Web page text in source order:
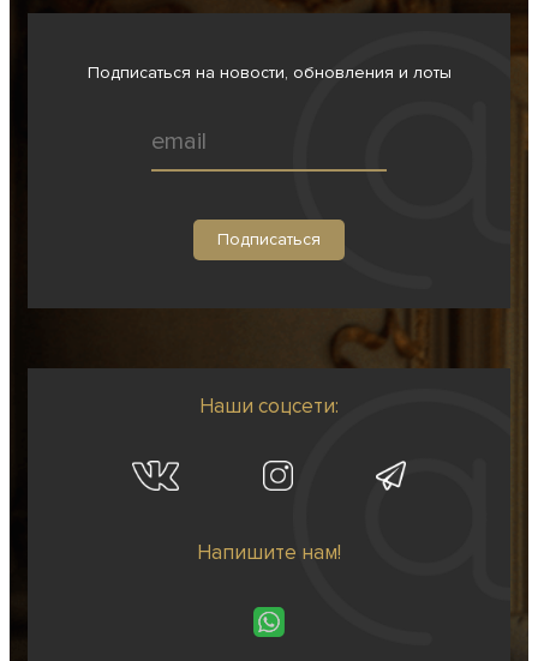
Подписаться на новости, обновления и лоты
Наши соцсети:
Напишите нам!